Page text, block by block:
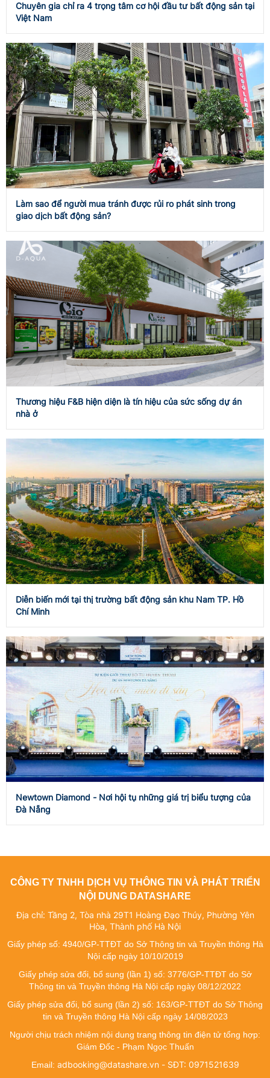
Chuyên gia chỉ ra 4 trọng tâm cơ hội đầu tư bất động sản tại
Việt Nam
Làm sao để người mua tránh được rủi ro phát sinh trong
giao dịch bất động sản?
Thương hiệu F&B hiện diện là tín hiệu của sức sống dự án
nhà ở
Diễn biến mới tại thị trường bất động sản khu Nam TP. Hồ
Chí Minh
Newtown Diamond - Nơi hội tụ những giá trị biểu tượng của
Đà Nẵng
CÔNG TY TNHH DỊCH VỤ THÔNG TIN VÀ PHÁT TRIỂN
NỘI DUNG DATASHARE
Địa chỉ: Tầng 2, Tòa nhà 29T1 Hoàng Đạo Thúy, Phường Yên
Hòa, Thành phố Hà Nội
Giấy phép số: 4940/GP-TTĐT do Sở Thông tin và Truyền thông Hà
Nội cấp ngày 10/10/2019
Giấy phép sửa đổi, bổ sung (lần 1) số: 3776/GP-TTĐT do Sở
Thông tin và Truyền thông Hà Nội cấp ngày 08/12/2022
Giấy phép sửa đổi, bổ sung (lần 2) số: 163/GP-TTĐT do Sở Thông
tin và Truyền thông Hà Nội cấp ngày 14/08/2023
Người chịu trách nhiệm nội dung trang thông tin điện tử tổng hợp:
Giám Đốc - Phạm Ngọc Thuấn
Email: adbooking@datashare.vn - SĐT: 0971521639